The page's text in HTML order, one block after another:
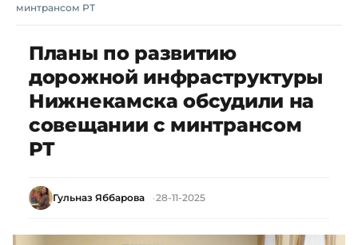
минтрансом РТ
Планы по развитию
дорожной инфраструктуры
Нижнекамска обсудили на
совещании с минтрансом
РТ
Гульназ Яббарова 28-11-2025